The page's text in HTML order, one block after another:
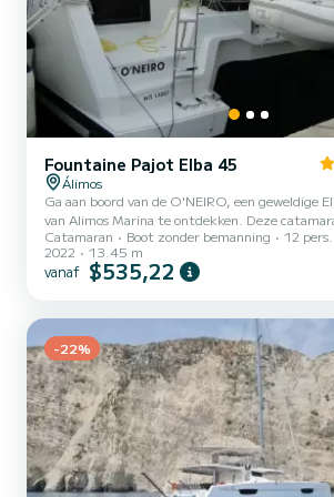
Fountaine Pajot Elba 45
Álimos
Ga aan boord van de O'NEIRO, een geweldige
van Alimos Marina te ontdekken. Deze
2022 om volledig comfort en prestaties op zee te
boot heeft 4 hutten met totaal comfort en een
passagiers. Met een totale lengte van 14 meter
Catamaran Boot zonder bemanning 12 pers.
2022
13.45 m
vanaf $535,22
-22%